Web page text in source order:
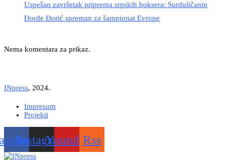
Uspešan završetak priprema srpskih boksera: Surduličanin
Đorđe Đorić spreman za šampionat Evrope
Nema komentara za prikaz.
INpress, 2024.
Impresum
Projekti
InstagramYoutubeRss